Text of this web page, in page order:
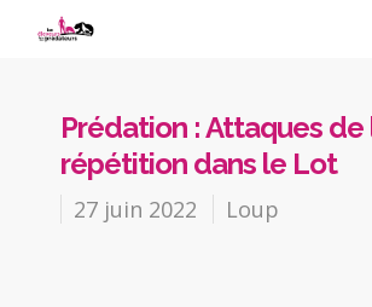
Prédation : Attaques de
répétition dans le Lot
27 juin 2022 Loup